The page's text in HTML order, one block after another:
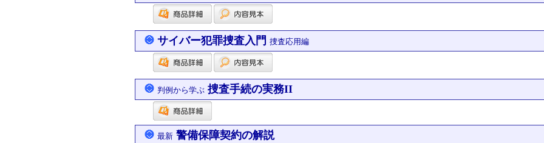
サイバー犯罪捜査入門 捜査応用編
判例から学ぶ 捜査手続の実務II
最新 警備保障契約の解説